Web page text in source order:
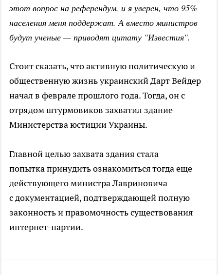
этот вопрос на референдум, и я уверен, что 95%
населения меня поддержат. А вместо министров
будут ученые — приводят цитату "Известия".
Стоит сказать, что активную политическую и
общественную жизнь украинский Дарт Вейдер
начал в феврале прошлого года. Тогда, он с
отрядом штурмовиков захватил здание
Министерства юстиции Украины.
Главной целью захвата здания стала
попытка принудить ознакомиться тогда еще
действующего министра Лавриновича
с документацией, подтверждающей полную
законность и правомочность существования
интернет-партии.